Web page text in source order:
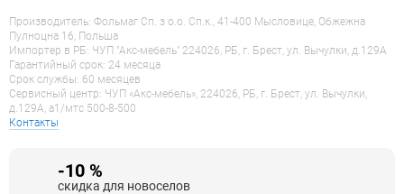
Производитель: Фольмаг Сп. з о.о. Сп.к., 41-400 Мысловице, Обжежна
Пулноцна 16, Польша
Импортер в РБ: ЧУП "Акс-мебель" 224026, РБ, г. Брест, ул. Вычулки, д.129А
Гарантийный срок: 24 месяца
Срок службы: 60 месяцев
Сервисный центр: ЧУП «Акс-мебель», 224026, РБ, г. Брест, ул. Вычулки,
д.129А, a1/мтс 500-8-500
Контакты
-10 %
скидка для новоселов